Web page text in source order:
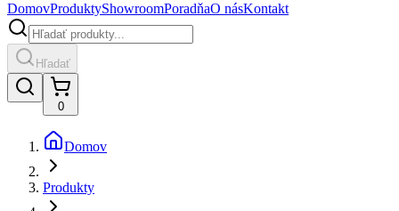
DomovProduktyShowroomPoradňaO násKontakt
Hľadať
0
Domov
Produkty